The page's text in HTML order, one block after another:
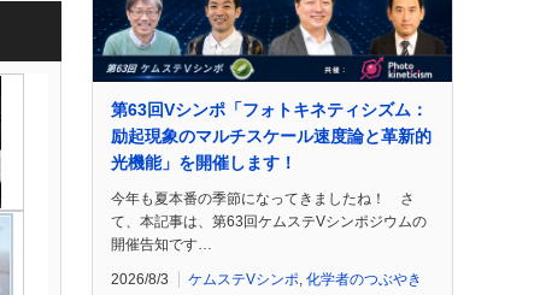
第63回Vシンポ「フォトキネティシズム：
励起現象のマルチスケール速度論と革新的
光機能」を開催します！
今年も夏本番の季節になってきましたね！ さ
て、本記事は、第63回ケムステVシンポジウムの
開催告知です…
2026/8/3 ケムステVシンポ, 化学者のつぶやき